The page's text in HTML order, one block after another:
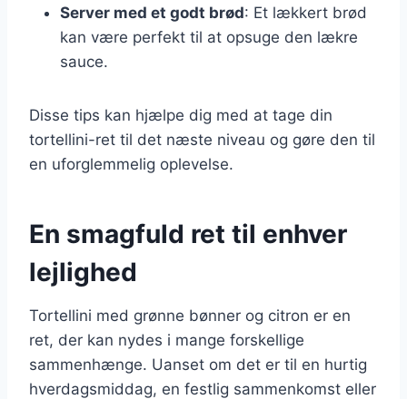
Server med et godt brød: Et lækkert brød
kan være perfekt til at opsuge den lækre
sauce.
Disse tips kan hjælpe dig med at tage din
tortellini-ret til det næste niveau og gøre den til
en uforglemmelig oplevelse.
En smagfuld ret til enhver
lejlighed
Tortellini med grønne bønner og citron er en
ret, der kan nydes i mange forskellige
sammenhænge. Uanset om det er til en hurtig
hverdagsmiddag, en festlig sammenkomst eller